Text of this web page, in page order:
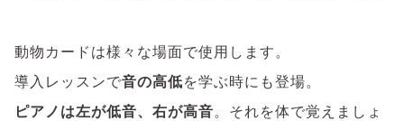
動物カードは様々な場面で使用します。
導入レッスンで音の高低を学ぶ時にも登場。
ピアノは左が低音、右が高音。それを体で覚えましょ